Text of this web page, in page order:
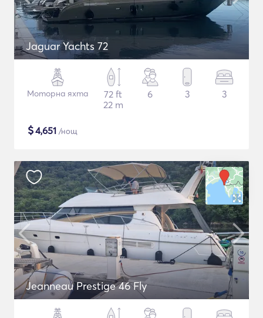
Jaguar Yachts 72
Моторна яхта
72 ft
22 m
6 3 3
$4,651 /нощ
Jeanneau Prestige 46 Fly